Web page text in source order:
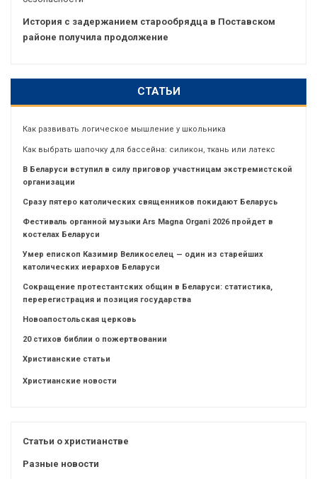
История с задержанием старообрядца в Поставском
районе получила продолжение
СТАТЬИ
Как развивать логическое мышление у школьника
Как выбрать шапочку для бассейна: силикон, ткань или латекс
В Беларуси вступил в силу приговор участницам экстремистской
организации
Сразу пятеро католических священников покидают Беларусь
Фестиваль органной музыки Ars Magna Organi 2026 пройдет в
костелах Беларуси
Умер епископ Казимир Великоселец — один из старейших
католических иерархов Беларуси
Сокращение протестантских общин в Беларуси: статистика,
перерегистрация и позиция государства
Новоапостольская церковь
20 стихов библии о пожертвовании
Христианские статьи
Христианские новости
Статьи о христианстве
Разные новости